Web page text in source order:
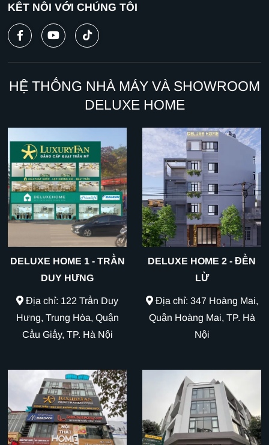
KẾT NỐI VỚI CHÚNG TÔI
HỆ THỐNG NHÀ MÁY VÀ SHOWROOM
DELUXE HOME
DELUXE HOME 1 - TRẦN
DUY HƯNG
Địa chỉ: 122 Trần Duy
Hưng, Trung Hòa, Quận
Cầu Giấy, TP. Hà Nội
DELUXE HOME 2 - ĐỀN
LỪ
Địa chỉ: 347 Hoàng Mai,
Quận Hoàng Mai, TP. Hà
Nội